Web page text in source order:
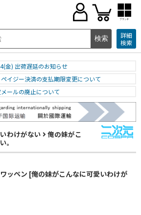
ブランド
詳細
検索
金) 出荷遅延のお知らせ
イジー決済の支払期限変更について
ールの廃止について
わけがない
俺の妹がこ
。
ッペン [俺の妹がこんなに可愛いわけが